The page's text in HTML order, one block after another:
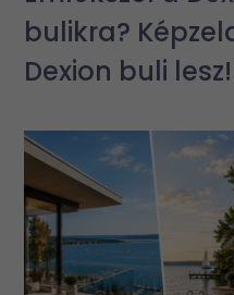
bulikra?
Dexion buli lesz!